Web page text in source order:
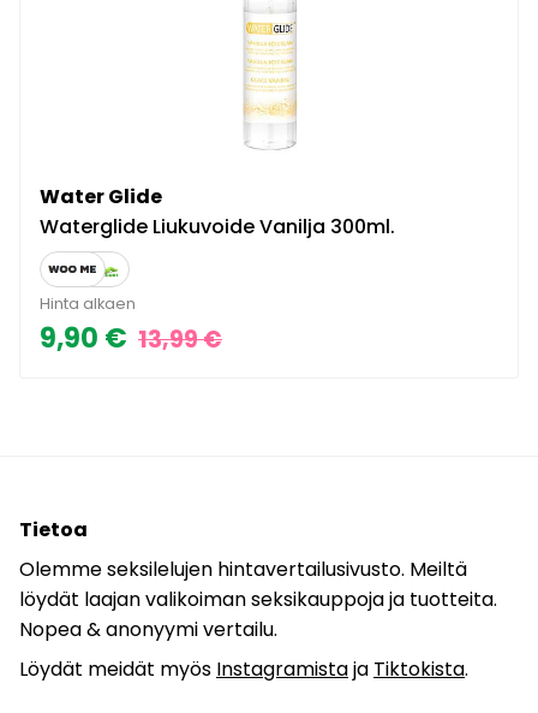
Water Glide
Waterglide Liukuvoide Vanilja 300ml.
Hinta alkaen
9,90 € 13,99 €
Tietoa
Olemme seksilelujen hintavertailusivusto. Meiltä
löydät laajan valikoiman seksikauppoja ja tuotteita.
Nopea & anonyymi vertailu.
Löydät meidät myös Instagramistaja Tiktokista.